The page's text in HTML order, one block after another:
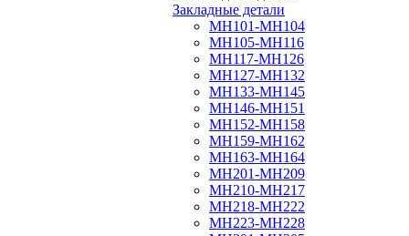
Закладные детали
МН101-МН104
МН105-МН116
МН117-МН126
МН127-МН132
МН133-МН145
МН146-МН151
МН152-МН158
МН159-МН162
МН163-МН164
МН201-МН209
МН210-МН217
МН218-МН222
МН223-МН228